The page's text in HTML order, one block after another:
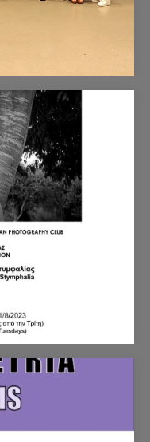
Κορίνθου με
Στυμφαλίας
Λέσχης
Λέσχη Κορίνθου